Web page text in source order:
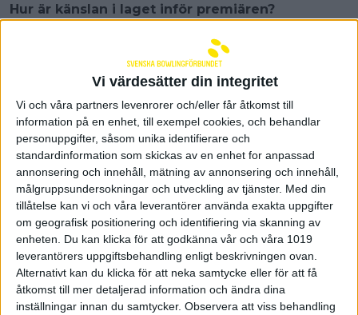
Vi värdesätter din integritet
Vi och våra partners levenrorer och/eller får åtkomst till
information på en enhet, till exempel cookies, och behandlar
personuppgifter, såsom unika identifierare och
standardinformation som skickas av en enhet for anpassad
annonsering och innehåll, mätning av annonsering och innehåll,
målgruppsundersokningar och utveckling av tjänster. Med din
tillåtelse kan vi och våra leverantörer använda exakta uppgifter
om geografisk positionering och identifiering via skanning av
enheten. Du kan klicka för att godkänna vår och våra 1019
leverantörers uppgiftsbehandling enligt beskrivningen ovan.
Alternativt kan du klicka för att neka samtycke eller för att få
åtkomst till mer detaljerad information och ändra dina
inställningar innan du samtycker. Observera att viss behandling
Hur är känslan i laget inför premiären?
– Den känns bra! Vi har en lite annorlunda start med
en match hemma och sedan uppehåll direkt.
Fördelen med det är väl att vi kan använda
försäsong att hitta ett underlag som passar oss
hemma innan vi börjar hitta strategier på övriga
profilerna.
Hur har ni laddat upp inför årets säsong?
– Vi har mjukstartat, men nu går vi in med ett nytt
träningsupplägg för samtliga i truppen och vi även
tagit hjälp av Robert Blom som tränare.
Vad tror ni om era chanser i årets Elitserie?
– Vi tror och hoppas att dessa är goda, vi har stärkt
truppen något och hoppas att kunna utmana
samtliga lag i serien som innan. Vi har ändå haft bra
facit överlag mot alla lagen i Elitserien de senaste
säsongerna.